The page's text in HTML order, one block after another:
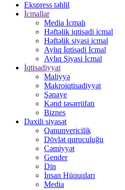
Ekspress təhlil
İcmallar
Media İcmalı
Həftəlik iqtisadi icmal
Həftəlik siyasi icmal
Aylıq İqtisadi İcmal
Aylıq Siyasi İcmal
İqtisadiyyat
Maliyyə
Makroiqtisadiyyat
Sənaye
Kənd təsərrüfatı
Biznes
Daxili siyasət
Qanunvericilik
Dövlət quruculuğu
Cəmiyyət
Gender
Din
İnsan Hüquqları
Media